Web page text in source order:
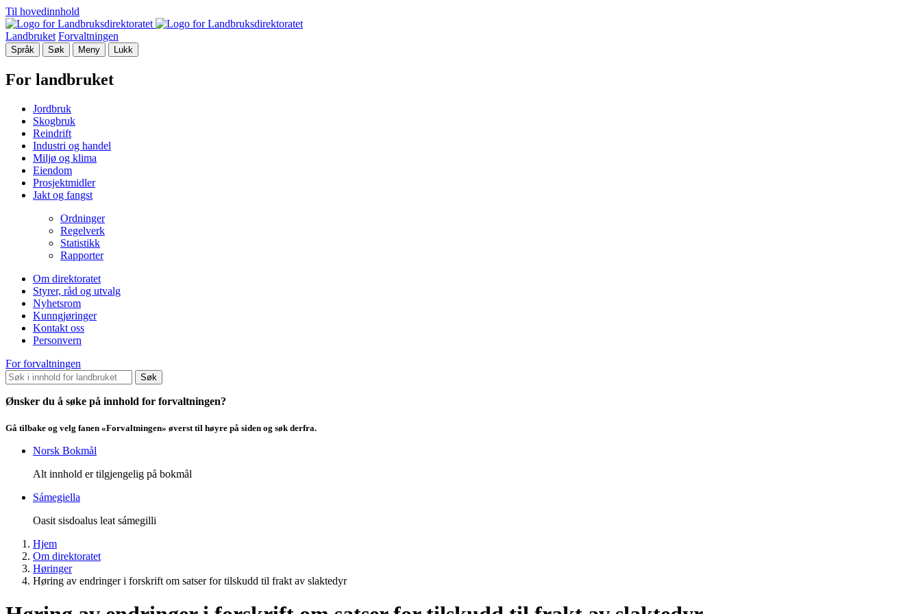
Til hovedinnhold
Landbruket Forvaltningen
Språk Søk Meny Lukk
For landbruket
Jordbruk
Skogbruk
Reindrift
Industri og handel
Miljø og klima
Eiendom
Prosjektmidler
Jakt og fangst
Ordninger
Regelverk
Statistikk
Rapporter
Om direktoratet
Styrer, råd og utvalg
Nyhetsrom
Kunngjøringer
Kontakt oss
Personvern
For forvaltningen
Søk
Ønsker du å søke på innhold for forvaltningen?
Gå tilbake og velg fanen «Forvaltningen» øverst til høyre på siden og søk derfra.
Norsk Bokmål
Alt innhold er tilgjengelig på bokmål
Sámegiella
Oasit sisdoalus leat sámegilli
Hjem
Om direktoratet
Høringer
Høring av endringer i forskrift om satser for tilskudd til frakt av slaktedyr